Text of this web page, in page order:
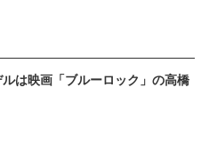
は映画「ブルーロック」の高橋